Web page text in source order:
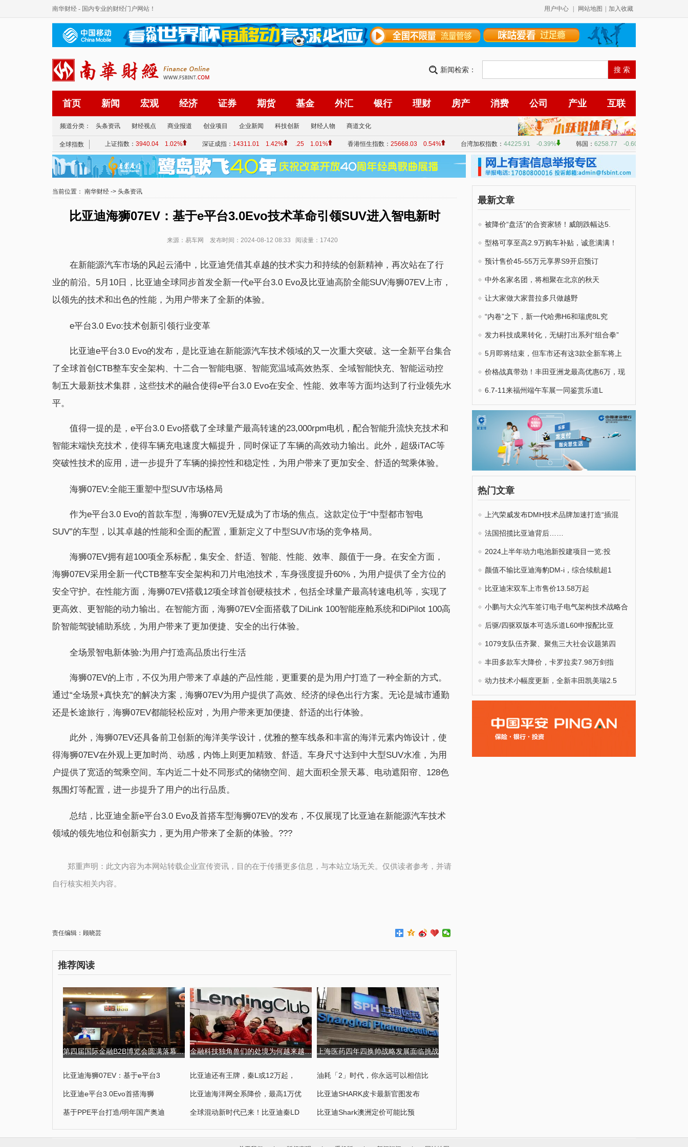
南华财经 - 国内专业的财经门户网站！ 用户中心 网站地图 加入收藏
新闻检索：
首页 新闻 宏观 经济 证券 期货 基金 外汇 银行 理财 房产 消费 公司 产业 互联
频道分类： 头条资讯 财经视点 商业报道 创业项目 企业新闻 科技创新 财经人物 商道文化
当前位置： 南华财经 -> 头条资讯
比亚迪海狮07EV：基于e平台3.0Evo技术革命引领SUV进入智电新时
来源：易车网 发布时间：2024-08-12 08:33 阅读量：17420
在新能源汽车市场的风起云涌中，比亚迪凭借其卓越的技术实力和持续的创新精神，再次站在了行
业的前沿。5月10日，比亚迪全球同步首发全新一代e平台3.0 Evo及比亚迪高阶全能SUV海狮07EV上市，
以领先的技术和出色的性能，为用户带来了全新的体验。
e平台3.0 Evo:技术创新引领行业变革
比亚迪e平台3.0 Evo的发布，是比亚迪在新能源汽车技术领域的又一次重大突破。这一全新平台集合
了全球首创CTB整车安全架构、十二合一智能电驱、智能宽温域高效热泵、全域智能快充、智能运动控
制五大最新技术集群，这些技术的融合使得e平台3.0 Evo在安全、性能、效率等方面均达到了行业领先水
平。
值得一提的是，e平台3.0 Evo搭载了全球量产最高转速的23,000rpm电机，配合智能升流快充技术和
智能末端快充技术，使得车辆充电速度大幅提升，同时保证了车辆的高效动力输出。此外，超级iTAC等
突破性技术的应用，进一步提升了车辆的操控性和稳定性，为用户带来了更加安全、舒适的驾乘体验。
海狮07EV:全能王重塑中型SUV市场格局
作为e平台3.0 Evo的首款车型，海狮07EV无疑成为了市场的焦点。这款定位于“中型都市智电
SUV”的车型，以其卓越的性能和全面的配置，重新定义了中型SUV市场的竞争格局。
海狮07EV拥有超100项全系标配，集安全、舒适、智能、性能、效率、颜值于一身。在安全方面，
海狮07EV采用全新一代CTB整车安全架构和刀片电池技术，车身强度提升60%，为用户提供了全方位的
安全守护。在性能方面，海狮07EV搭载12项全球首创硬核技术，包括全球量产最高转速电机等，实现了
更高效、更智能的动力输出。在智能方面，海狮07EV全面搭载了DiLink 100智能座舱系统和DiPilot 100高
阶智能驾驶辅助系统，为用户带来了更加便捷、安全的出行体验。
全场景智电新体验:为用户打造高品质出行生活
海狮07EV的上市，不仅为用户带来了卓越的产品性能，更重要的是为用户打造了一种全新的方式。
通过“全场景+真快充”的解决方案，海狮07EV为用户提供了高效、经济的绿色出行方案。无论是城市通勤
还是长途旅行，海狮07EV都能轻松应对，为用户带来更加便捷、舒适的出行体验。
此外，海狮07EV还具备前卫创新的海洋美学设计，优雅的整车线条和丰富的海洋元素内饰设计，使
得海狮07EV在外观上更加时尚、动感，内饰上则更加精致、舒适。车身尺寸达到中大型SUV水准，为用
户提供了宽适的驾乘空间。车内近二十处不同形式的储物空间、超大面积全景天幕、电动遮阳帘、128色
氛围灯等配置，进一步提升了用户的出行品质。
总结，比亚迪全新e平台3.0 Evo及首搭车型海狮07EV的发布，不仅展现了比亚迪在新能源汽车技术
领域的领先地位和创新实力，更为用户带来了全新的体验。???
郑重声明：此文内容为本网站转载企业宣传资讯，目的在于传播更多信息，与本站立场无关。仅供读者参考，并请
自行核实相关内容。
责任编辑：顾晓芸
推荐阅读
第四届国际金融B2B博览会圆满落幕,USGFX大放异彩 第四届京剧票友大 金融科技独角兽们的处境为何越来越尴尬? 上海医药四年四换帅战略发展面临挑战
比亚迪海狮07EV：基于e平台3 比亚迪还有王牌，秦L或12万起， 油耗「2」时代，你永远可以相信比
比亚迪e平台3.0Evo首搭海狮 比亚迪海洋网全系降价，最高1万优 比亚迪SHARK皮卡最新官图发布
基于PPE平台打造/明年国产奥迪 全球混动新时代已来！比亚迪秦LD 比亚迪Shark澳洲定价可能比预
最新文章
被降价“盘活”的合资家轿！威朗跌幅达5.
型格可享至高2.9万购车补贴，诚意满满！
预计售价45-55万元享界S9开启预订
中外名家名团，将相聚在北京的秋天
让大家做大家普拉多只做越野
“内卷”之下，新一代哈弗H6和瑞虎8L究
发力科技成果转化，无锡打出系列“组合拳”
5月即将结束，但车市还有这3款全新车将上
价格战真带劲！丰田亚洲龙最高优惠6万，现
6.7-11来福州端午车展一同鉴赏乐道L
热门文章
上汽荣威发布DMH技术品牌加速打造“插混
法国招揽比亚迪背后……
2024上半年动力电池新投建项目一览:投
颜值不输比亚迪海豹DM-i，综合续航超1
比亚迪宋双车上市售价13.58万起
小鹏与大众汽车签订电子电气架构技术战略合
后驱/四驱双版本可选乐道L60申报配比亚
1079支队伍齐聚、聚焦三大社会议题第四
丰田多款车大降价，卡罗拉卖7.98万剑指
动力技术小幅度更新，全新丰田凯美瑞2.5